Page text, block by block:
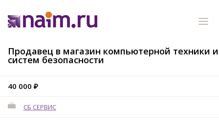
Продавец в магазин компьютерной техники и
систем безопасности
40 000 ₽
СБ СЕРВИС